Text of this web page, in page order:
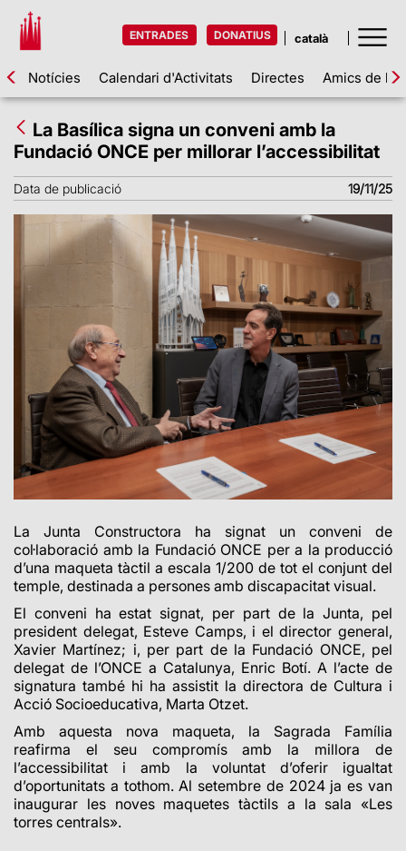
ENTRADES DONATIUS
Notícies Calendari d'Activitats Directes Amics de la
La Basílica signa un conveni amb la
Fundació ONCE per millorar l’accessibilitat
Data de publicació 19/11/25
La Junta Constructora ha signat un conveni de
col·laboració amb la Fundació ONCE per a la producció
d’una maqueta tàctil a escala 1/200 de tot el conjunt del
temple, destinada a persones amb discapacitat visual.
El conveni ha estat signat, per part de la Junta, pel
president delegat, Esteve Camps, i el director general,
Xavier Martínez; i, per part de la Fundació ONCE, pel
delegat de l’ONCE a Catalunya, Enric Botí. A l’acte de
signatura també hi ha assistit la directora de Cultura i
Acció Socioeducativa, Marta Otzet.
Amb aquesta nova maqueta, la Sagrada Família
reafirma el seu compromís amb la millora de
l’accessibilitat i amb la voluntat d’oferir igualtat
d’oportunitats a tothom. Al setembre de 2024 ja es van
inaugurar les noves maquetes tàctils a la sala «Les
torres centrals».